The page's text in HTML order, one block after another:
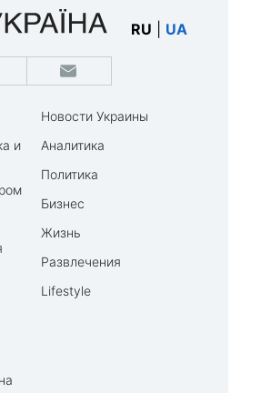
RU UA
и
Новости Украины
Аналитика
Политика
Бизнес
Жизнь
Развлечения
Lifestyle